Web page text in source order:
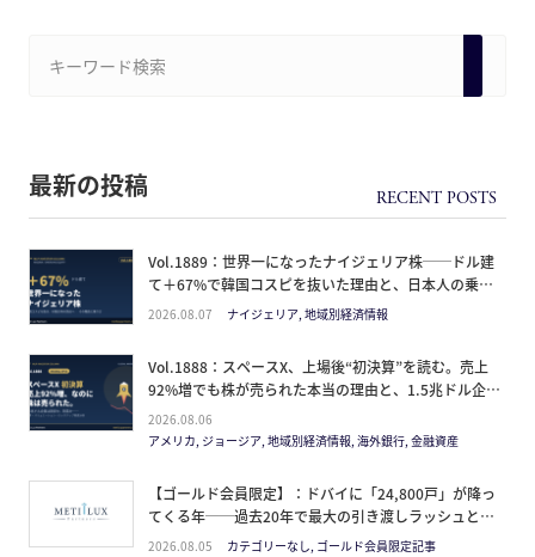
最新の投稿
Vol.1889：世界一になったナイジェリア株──ドル建
て＋67%で韓国コスピを抜いた理由と、日本人の乗り
方
2026.08.07 ナイジェリア, 地域別経済情報
Vol.1888：スペースX、上場後“初決算”を読む。売上
92%増でも株が売られた本当の理由と、1.5兆ドル企業
の買い方。
2026.08.06
アメリカ, ジョージア, 地域別経済情報, 海外銀行, 金融資産
【ゴールド会員限定】：ドバイに「24,800戸」が降っ
てくる年──過去20年で最大の引き渡しラッシュと、
ミサイルが崩した“安全神話”。2027年の供給ピーク
2026.08.05 カテゴリーなし, ゴールド会員限定記事